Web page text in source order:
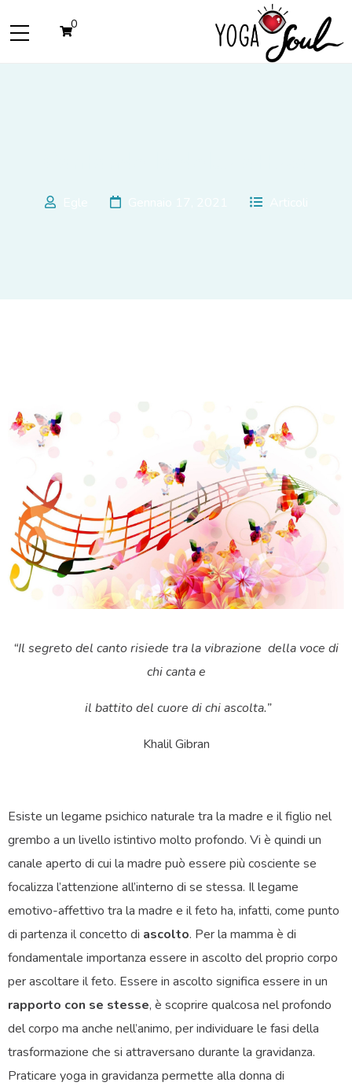
0
“Il segreto del canto risiede tra la vibrazione della voce di
chi canta e
il battito del cuore di chi ascolta.”
Khalil Gibran
Esiste un legame psichico naturale tra la madre e il figlio nel
grembo a un livello istintivo molto profondo. Vi è quindi un
canale aperto di cui la madre può essere più cosciente se
focalizza l’attenzione all’interno di se stessa. Il legame
emotivo-affettivo tra la madre e il feto ha, infatti, come punto
di partenza il concetto di ascolto. Per la mamma è di
fondamentale importanza essere in ascolto del proprio corpo
per ascoltare il feto. Essere in ascolto significa essere in un
rapporto con se stesse, è scoprire qualcosa nel profondo
del corpo ma anche nell’animo, per individuare le fasi della
trasformazione che si attraversano durante la gravidanza.
Praticare yoga in gravidanza permette alla donna di